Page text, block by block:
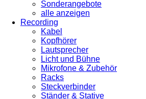
Sonderangebote
alle anzeigen
Recording
Kabel
Kopfhörer
Lautsprecher
Licht und Bühne
Mikrofone & Zubehör
Racks
Steckverbinder
Ständer & Stative